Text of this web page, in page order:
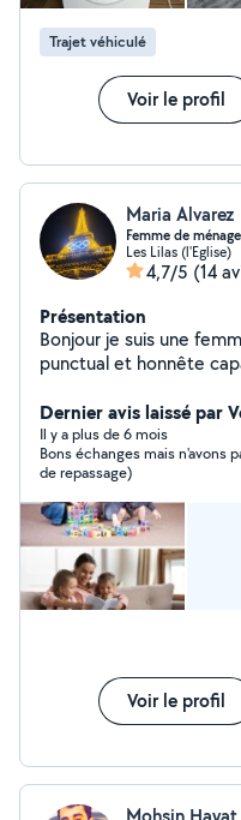
Trajet véhiculé
Voir le profil
Maria Alvarez
Femme de ménage
Les Lilas (l'Eglise)
4,7/5 (14
Présentation
Bonjour je suis une femme de
punctual et honnête capable de faire bien mon travail si
Dernier avis laissé par
Il y a plus de 6 mois
Bons échanges mais n'avons
de repassage)
Voir le profil